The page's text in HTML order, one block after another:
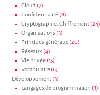
Cloud (7)
Confidentialité (8)
Cryptographie. Chiffrement (24)
Organisations (3)
Principes généraux (20)
Réseaux (4)
Vie privée (15)
Vocabulaire (6)
Développement (3)
Langages de programmation (3)